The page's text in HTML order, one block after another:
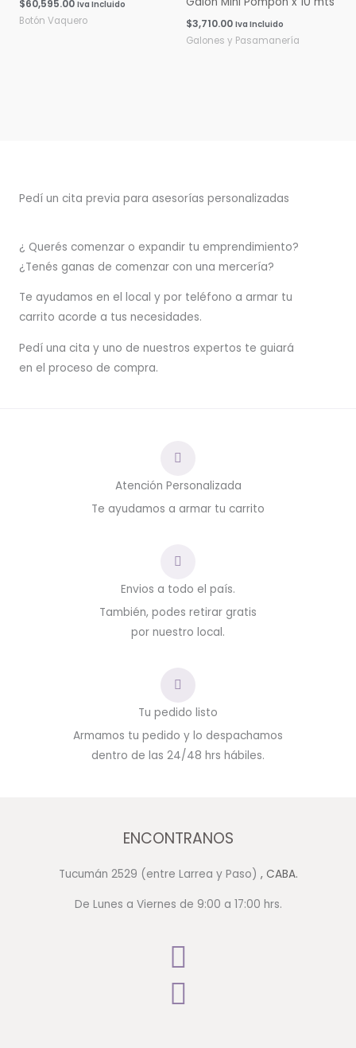
$60,595.00 Iva Incluido
Botón Vaquero $3,710.00 Iva Incluido
Galones y Pasamanería
Pedí un cita previa para asesorías personalizadas
¿ Querés comenzar o expandir tu emprendimiento?
¿Tenés ganas de comenzar con una mercería?
Te ayudamos en el local y por teléfono a armar tu
carrito acorde a tus necesidades.
Pedí una cita y uno de nuestros expertos te guiará
en el proceso de compra.
Atención Personalizada
Te ayudamos a armar tu carrito
Envios a todo el país.
También, podes retirar gratis
por nuestro local.
Tu pedido listo
Armamos tu pedido y lo despachamos
dentro de las 24/48 hrs hábiles.
ENCONTRANOS
Tucumán 2529 (entre Larrea y Paso) , CABA.
De Lunes a Viernes de 9:00 a 17:00 hrs.